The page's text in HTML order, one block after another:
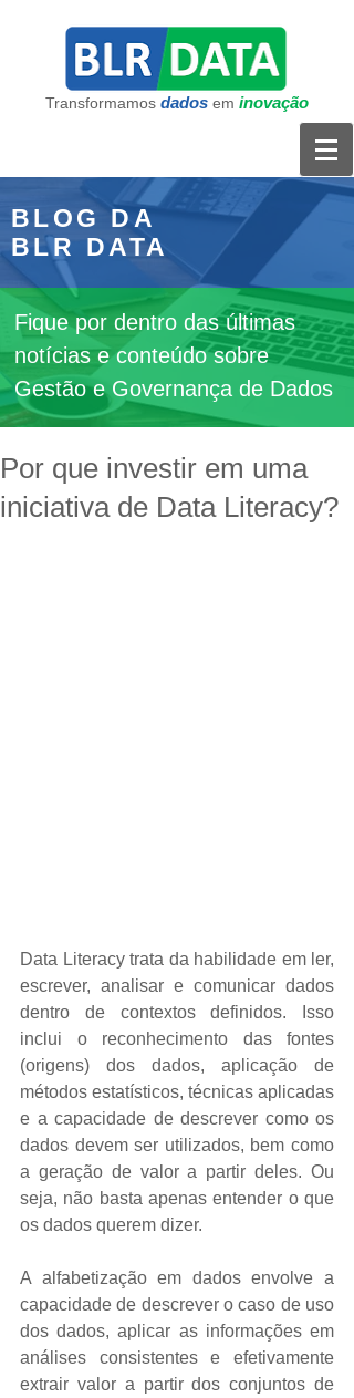
Transformamos dados em inovação
BLOG DA
BLR DATA
Fique por dentro das últimas
notícias e conteúdo sobre
Gestão e Governança de Dados
Por que investir em uma
iniciativa de Data Literacy?
Data Literacy trata da habilidade em ler,
escrever, analisar e comunicar dados
dentro de contextos definidos. Isso
inclui o reconhecimento das fontes
(origens) dos dados, aplicação de
métodos estatísticos, técnicas aplicadas
e a capacidade de descrever como os
dados devem ser utilizados, bem como
a geração de valor a partir deles. Ou
seja, não basta apenas entender o que
os dados querem dizer.
A alfabetização em dados envolve a
capacidade de descrever o caso de uso
dos dados, aplicar as informações em
análises consistentes e efetivamente
extrair valor a partir dos conjuntos de